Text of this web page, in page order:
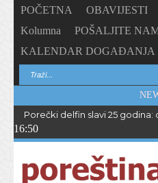
POČETNA OBAVIJESTI
Kolumna
POŠALJITE
KALENDAR DOGAĐANJA
Porečki delfin slavi 25
16:50